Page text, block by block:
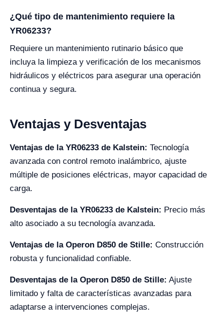
¿Qué tipo de mantenimiento requiere la
YR06233?
Requiere un mantenimiento rutinario básico que
incluya la limpieza y verificación de los mecanismos
hidráulicos y eléctricos para asegurar una operación
continua y segura.
Ventajas y Desventajas
Ventajas de la YR06233 de Kalstein: Tecnología
avanzada con control remoto inalámbrico, ajuste
múltiple de posiciones eléctricas, mayor capacidad de
carga.
Desventajas de la YR06233 de Kalstein: Precio más
alto asociado a su tecnología avanzada.
Ventajas de la Operon D850 de Stille: Construcción
robusta y funcionalidad confiable.
Desventajas de la Operon D850 de Stille: Ajuste
limitado y falta de características avanzadas para
adaptarse a intervenciones complejas.